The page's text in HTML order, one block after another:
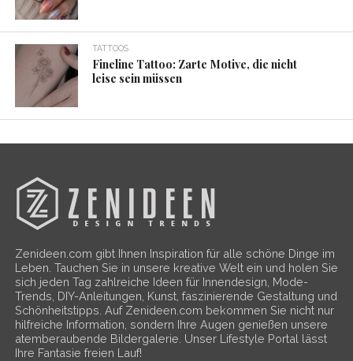
TATTOOS
Fineline Tattoo: Zarte Motive, die nicht
leise sein müssen
Zenideen.com gibt Ihnen Inspiration für alle schöne Dinge im
Leben. Tauchen Sie in unsere kreative Welt ein und holen Sie
sich jeden Tag zahlreiche Ideen für Innendesign, Mode-
Trends, DIY-Anleitungen, Kunst, faszinierende Gestaltung und
Schönheitstipps. Auf Zenideen.com bekommen Sie nicht nur
hilfreiche Information, sondern Ihre Augen genießen unsere
atemberaubende Bildergalerie. Unser Lifestyle Portal lässt
Ihre Fantasie freien Lauf!